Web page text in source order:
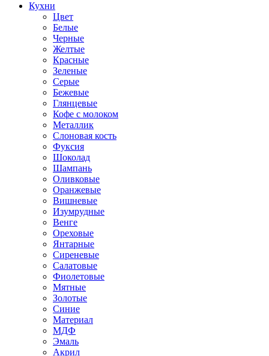
Кухни
Цвет
Белые
Черные
Желтые
Красные
Зеленые
Серые
Бежевые
Глянцевые
Кофе с молоком
Металлик
Слоновая кость
Фуксия
Шоколад
Шампань
Оливковые
Оранжевые
Вишневые
Изумрудные
Венге
Ореховые
Янтарные
Сиреневые
Салатовые
Фиолетовые
Мятные
Золотые
Синие
Материал
МДФ
Эмаль
Акрил